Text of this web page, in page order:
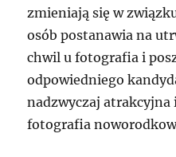
zmieniają się w
osób postanawia na
chwil u fotografia i
odpowiedniego
nadzwyczaj atrakcyjna
fotografia